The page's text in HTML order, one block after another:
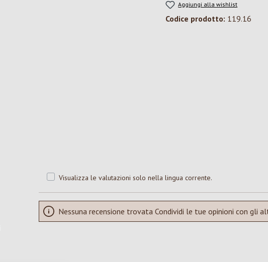
Aggiungi alla wishlist
Codice prodotto: 119.16
Visualizza le valutazioni solo nella lingua corrente.
Nessuna recensione trovata Condividi le tue opinioni con gli